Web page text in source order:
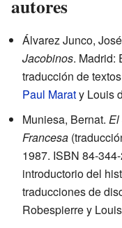
autores
Álvarez Junco,
Jacobinos. Madrid:
traducción de
Paul Maraty Louis
Muniesa, Bernat. El
Francesa
1987. ISBN 84-
introductorio del
traducciones de
Robespierre y